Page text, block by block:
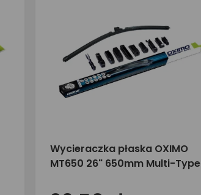
Wycieraczka płaska OXIMO
MT650 26" 650mm Multi-Type